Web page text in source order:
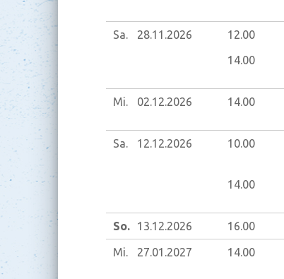
Sa. 28.11.2026 12.00
14.00
Mi. 02.12.2026 14.00
Sa. 12.12.2026 10.00
14.00
So. 13.12.2026 16.00
Mi. 27.01.2027 14.00